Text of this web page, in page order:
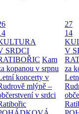
SRDCI
Kam
kopanou v srpnu
koncerty v
mlýně –
v srdci
27
14
V
za